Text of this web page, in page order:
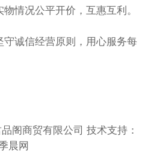
况公平开价，互惠互利。
诚信经营原则，用心服务每
阁商贸有限公司 技术支持：
晨网